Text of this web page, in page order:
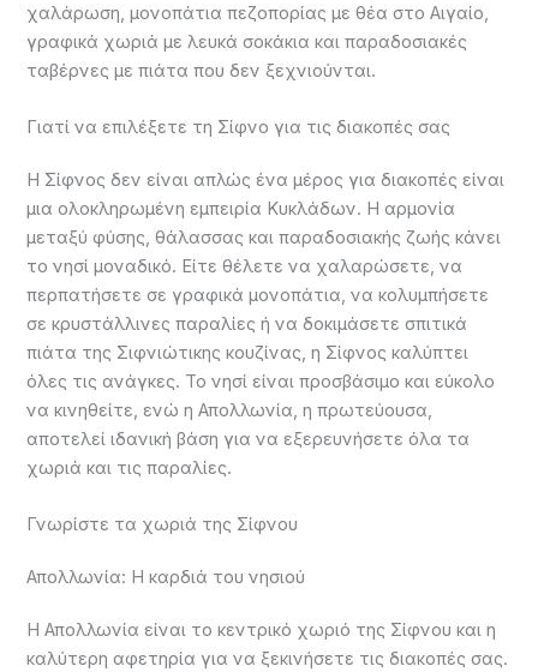
χαλάρωση, μονοπάτια πεζοπορίας με θέα στο Αιγαίο,
γραφικά χωριά με λευκά σοκάκια και παραδοσιακές
ταβέρνες με πιάτα που δεν ξεχνιούνται.
Γιατί να επιλέξετε τη Σίφνο για τις διακοπές σας
Η Σίφνος δεν είναι απλώς ένα μέρος για διακοπές είναι
μια ολοκληρωμένη εμπειρία Κυκλάδων. Η αρμονία
μεταξύ φύσης, θάλασσας και παραδοσιακής ζωής κάνει
το νησί μοναδικό. Είτε θέλετε να χαλαρώσετε, να
περπατήσετε σε γραφικά μονοπάτια, να κολυμπήσετε
σε κρυστάλλινες παραλίες ή να δοκιμάσετε σπιτικά
πιάτα της Σιφνιώτικης κουζίνας, η Σίφνος καλύπτει
όλες τις ανάγκες. Το νησί είναι προσβάσιμο και εύκολο
να κινηθείτε, ενώ η Απολλωνία, η πρωτεύουσα,
αποτελεί ιδανική βάση για να εξερευνήσετε όλα τα
χωριά και τις παραλίες.
Γνωρίστε τα χωριά της Σίφνου
Απολλωνία: Η καρδιά του νησιού
Η Απολλωνία είναι το κεντρικό χωριό της Σίφνου και η
καλύτερη αφετηρία για να ξεκινήσετε τις διακοπές σας.